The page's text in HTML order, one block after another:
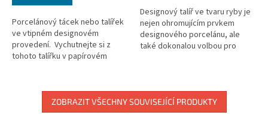
Porcelánový tácek nebo talířek
ve vtipném designovém
provedení. Vychutnejte si z
tohoto talířku v papírovém
vzhledu...
5
hvězdiček.
Designový talíř ve tvaru ryby je
nejen ohromujícím prvkem
designového porcelánu, ale
také dokonalou volbou pro
ZOBRAZIT VŠECHNY SOUVISEJÍCÍ PRODUKTY